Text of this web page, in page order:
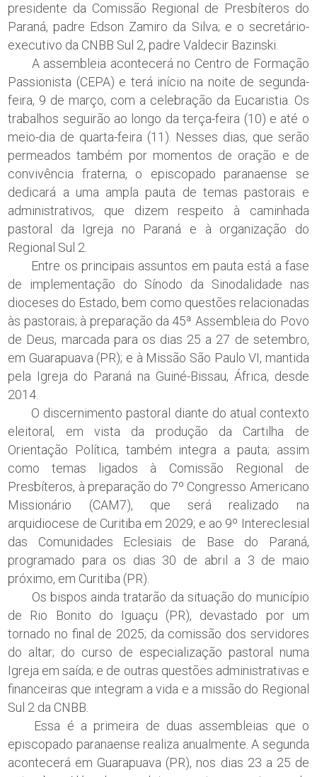
presidente da Comissão Regional de Presbíteros do
Paraná, padre Edson Zamiro da Silva; e o secretário-
executivo da CNBB Sul 2, padre Valdecir Bazinski.
A assembleia acontecerá no Centro de Formação
Passionista (CEPA) e terá início na noite de segunda-
feira, 9 de março, com a celebração da Eucaristia. Os
trabalhos seguirão ao longo da terça-feira (10) e até o
meio-dia de quarta-feira (11). Nesses dias, que serão
permeados também por momentos de oração e de
convivência fraterna, o episcopado paranaense se
dedicará a uma ampla pauta de temas pastorais e
administrativos, que dizem respeito à caminhada
pastoral da Igreja no Paraná e à organização do
Regional Sul 2.
Entre os principais assuntos em pauta está a fase
de implementação do Sínodo da Sinodalidade nas
dioceses do Estado, bem como questões relacionadas
às pastorais; à preparação da 45ª Assembleia do Povo
de Deus, marcada para os dias 25 a 27 de setembro,
em Guarapuava (PR); e à Missão São Paulo VI, mantida
pela Igreja do Paraná na Guiné-Bissau, África, desde
2014.
O discernimento pastoral diante do atual contexto
eleitoral, em vista da produção da Cartilha de
Orientação Política, também integra a pauta; assim
como temas ligados à Comissão Regional de
Presbíteros, à preparação do 7º Congresso Americano
Missionário (CAM7), que será realizado na
arquidiocese de Curitiba em 2029; e ao 9º Intereclesial
das Comunidades Eclesiais de Base do Paraná,
programado para os dias 30 de abril a 3 de maio
próximo, em Curitiba (PR).
Os bispos ainda tratarão da situação do município
de Rio Bonito do Iguaçu (PR), devastado por um
tornado no final de 2025; da comissão dos servidores
do altar; do curso de especialização pastoral numa
Igreja em saída; e de outras questões administrativas e
financeiras que integram a vida e a missão do Regional
Sul 2 da CNBB.
Essa é a primeira de duas assembleias que o
episcopado paranaense realiza anualmente. A segunda
acontecerá em Guarapuava (PR), nos dias 23 a 25 de